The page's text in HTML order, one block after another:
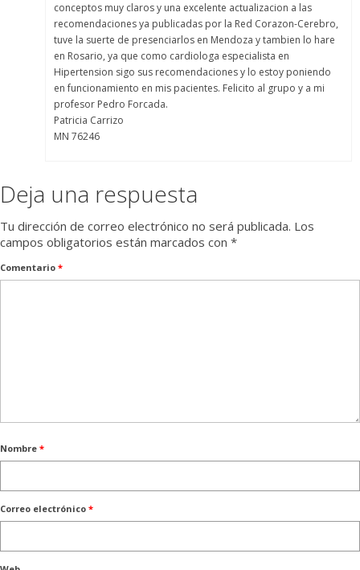
conceptos muy claros y una excelente actualizacion a las
recomendaciones ya publicadas por la Red Corazon-Cerebro,
tuve la suerte de presenciarlos en Mendoza y tambien lo hare
en Rosario, ya que como cardiologa especialista en
Hipertension sigo sus recomendaciones y lo estoy poniendo
en funcionamiento en mis pacientes. Felicito al grupo y a mi
profesor Pedro Forcada.
Patricia Carrizo
MN 76246
Deja una respuesta
Tu dirección de correo electrónico no será publicada. Los
campos obligatorios están marcados con *
Comentario *
Nombre *
Correo electrónico *